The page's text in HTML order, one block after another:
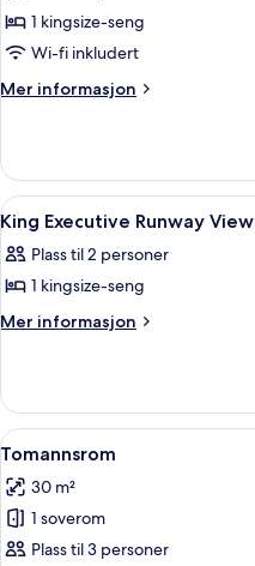
av
Executive
King
1 kingsize-seng
Wi-fi inkludert
Mer informasjon
Mer
King
Room
Åpne
alle
bildene
av
King
View
5
King Executive Runway View
Plass til 2 personer
1 kingsize-seng
Mer informasjon
Mer
Executive
Runway
View
Åpne
alle
bildene
av
Tomannsrom
5
Tomannsrom
30 m²
1 soverom
Plass til 3 personer